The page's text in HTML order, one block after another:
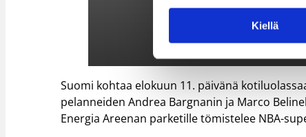
Kiellä
Suomi kohtaa elokuun 11. päivänä
pelanneiden Andrea Bargnanin ja Marco
Energia Areenan parketille tömistelee NBA-